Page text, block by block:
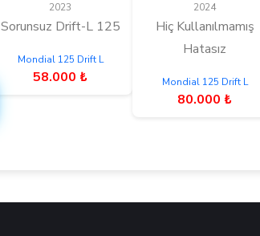
2023
Sorunsuz Drift-L 125
Mondial 125 Drift L
58.000 ₺
2024
Hiç Kullanılmamış
Hatasız
Mondial 125 Drift L
80.000 ₺